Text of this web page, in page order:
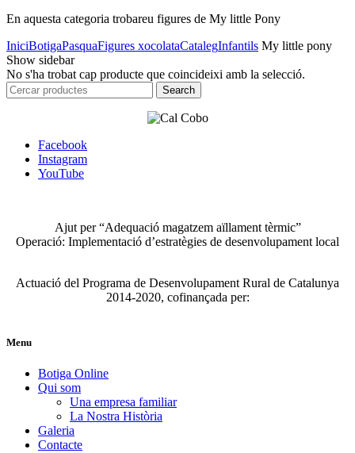
En aquesta categoria trobareu figures de My little Pony
IniciBotigaPasquaFigures xocolataCatalegInfantils My little pony
Show sidebar
No s'ha trobat cap producte que coincideixi amb la selecció.
Search
for:
Search
Facebook
Instagram
YouTube
Ajut per “Adequació magatzem aïllament tèrmic”
Operació: Implementació d’estratègies de desenvolupament local
Actuació del Programa de Desenvolupament Rural de Catalunya
2014-2020, cofinançada per:
Menu
Botiga Online
Qui som
Una empresa familiar
La Nostra Història
Galeria
Contacte